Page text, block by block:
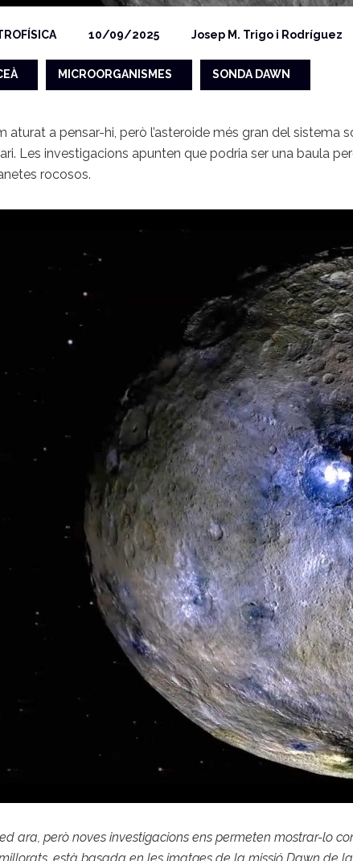
10/09/2025 Josep M. Trigo i Rodríguez
MICROORGANISMES SONDA DAWN
aturat a pensar-hi, però l’asteroide més gran del sistema
Les investigacions apunten que podria ser una baula
rocosos.
ara, però noves investigacions ens permeten mostrar-lo